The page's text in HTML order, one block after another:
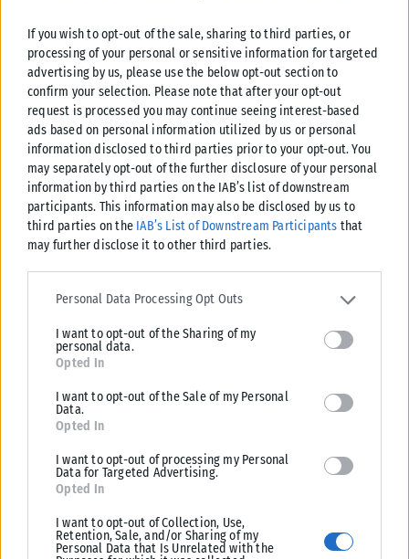
If you wish to opt-out of the sale, sharing to third parties, or
processing of your personal or sensitive information for targeted
advertising by us, please use the below opt-out section to
confirm your selection. Please note that after your opt-out
request is processed you may continue seeing interest-based
ads based on personal information utilized by us or personal
information disclosed to third parties prior to your opt-out. You
may separately opt-out of the further disclosure of your personal
information by third parties on the IAB’s list of downstream
participants. This information may also be disclosed by us to
third parties on the IAB’s List of Downstream Participants that
may further disclose it to other third parties.
Please note that this website/app uses one or more Google
services and may gather and store information including but not
deny consent to Google and its third-party tags to use your data
for below specified purposes in below Google consent section.
Personal Data Processing Opt Outs
I want to opt-out of the Sharing of my
personal data.
Opted In
I want to opt-out of the Sale of my Personal
Data.
Opted In
I want to opt-out of processing my Personal
Data for Targeted Advertising.
Opted In
I want to opt-out of Collection, Use,
Retention, Sale, and/or Sharing of my
Personal Data that Is Unrelated with the
Σχετικά Άρθρα
Χατζηδάκης: Ακυρώνονται από την 1η Οκτωβρίου 2026 όσες
Από την 1η Οκτωβρίου 2026 θα είναι άκυρες οι εγκύκλιοι, που δεν θα
αναρτώνται στις ιστοσελίδες των φορέων του δημοσίου,...